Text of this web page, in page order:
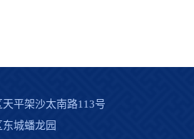
平架沙太南路113号
城蟠龙园